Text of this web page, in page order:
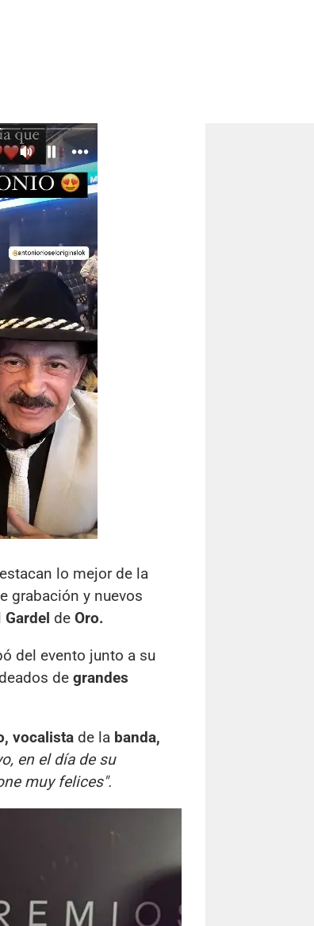
lo mejor de la
grabación y nuevos
Gardel de Oro.
del evento junto a su
de grandes
vocalista de la banda,
en el día de su
muy felices".